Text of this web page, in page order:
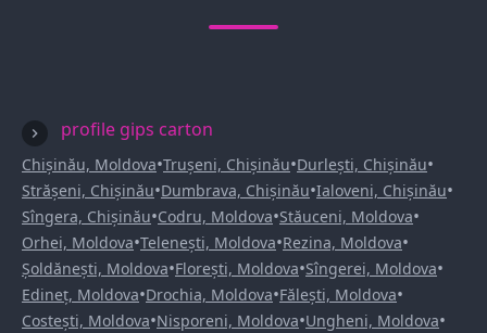
profile gips carton
Chișinău, Moldova•Trușeni, Chișinău•Durlești, Chișinău•
Strășeni, Chișinău•Dumbrava, Chișinău•Ialoveni, Chișinău•
Sîngera, Chișinău•Codru, Moldova•Stăuceni, Moldova•
Orhei, Moldova•Telenești, Moldova•Rezina, Moldova•
Șoldănești, Moldova•Florești, Moldova•Sîngerei, Moldova•
Edineț, Moldova•Drochia, Moldova•Fălești, Moldova•
Costești, Moldova•Nisporeni, Moldova•Ungheni, Moldova•